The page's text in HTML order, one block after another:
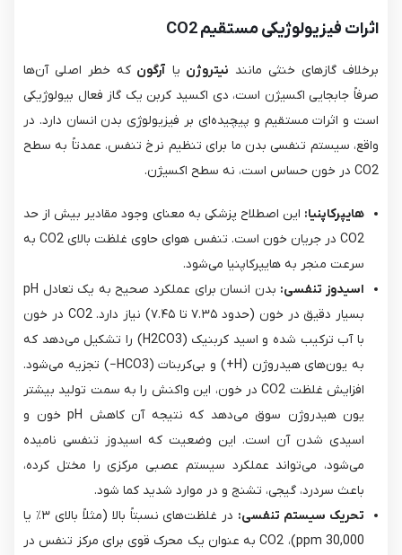
اثرات فیزیولوژیکی مستقیم CO2
برخلاف گازهای خنثی مانند نیتروژن یا آرگون که خطر اصلی آن‌ها
صرفاً جابجایی اکسیژن است، دی اکسید کربن یک گاز فعال بیولوژیکی
است و اثرات مستقیم و پیچیده‌ای بر فیزیولوژی بدن انسان دارد. در
واقع، سیستم تنفسی بدن ما برای تنظیم نرخ تنفس، عمدتاً به سطح
CO2​ در خون حساس است، نه سطح اکسیژن.
هایپرکاپنیا: این اصطلاح پزشکی به معنای وجود مقادیر بیش از حد
CO2​ در جریان خون است. تنفس هوای حاوی غلظت بالای CO2​ به
سرعت منجر به هایپرکاپنیا می‌شود.
اسیدوز تنفسی:
بدن انسان برای عملکرد صحیح به یک تعادل pH
بسیار دقیق در خون (حدود ۷.۳۵ تا ۷.۴۵) نیاز دارد. CO2​ در خون
با آب ترکیب شده و اسید کربنیک (H2​CO3​) را تشکیل می‌دهد که
به یون‌های هیدروژن (H+) و بی‌کربنات (HCO3−​) تجزیه می‌شود.
افزایش غلظت CO2​ در خون، این واکنش را به سمت تولید بیشتر
یون هیدروژن سوق می‌دهد که نتیجه آن کاهش pH خون و
اسیدی شدن آن است. این وضعیت که اسیدوز تنفسی نامیده
می‌شود، می‌تواند عملکرد سیستم عصبی مرکزی را مختل کرده،
باعث سردرد، گیجی، تشنج و در موارد شدید کما شود.
تحریک سیستم تنفسی:
در غلظت‌های نسبتاً بالا (مثلاً بالای ۳٪ یا
30,000 ppm)، CO2​ به عنوان یک محرک قوی برای مرکز تنفس در